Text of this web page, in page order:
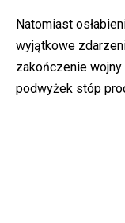
Natomiast
wyjątkowe
zakończenie
podwyżek stóp